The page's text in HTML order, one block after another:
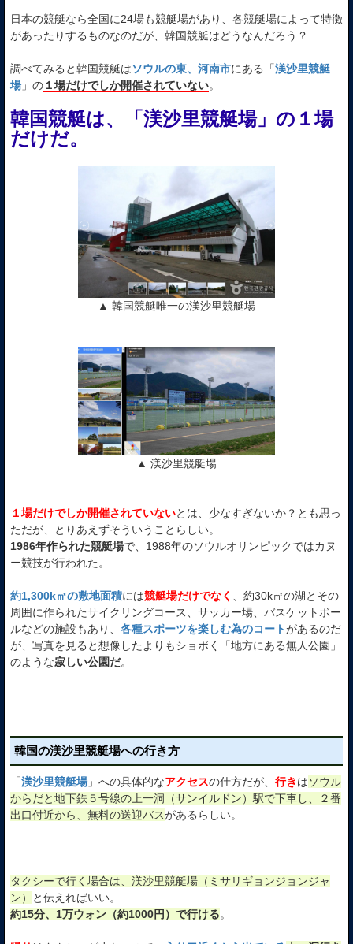
日本の競艇なら全国に24場も競艇場があり、各競艇場によって特徴
があったりするものなのだが、韓国競艇はどうなんだろう？
調べてみると韓国競艇はソウルの東、河南市にある「渼沙里競艇
場」の１場だけでしか開催されていない。
韓国競艇は、「渼沙里競艇場」の１場
だけだ。
▲ 韓国競艇唯一の渼沙里競艇場
▲ 渼沙里競艇場
１場だけでしか開催されていないとは、少なすぎないか？とも思っ
ただが、とりあえずそういうことらしい。
1986年作られた競艇場で、1988年のソウルオリンピックではカヌ
ー競技が行われた。
約1,300k㎡の敷地面積には競艇場だけでなく
、約30k㎡の湖とその
周囲に作られたサイクリングコース、サッカー場、バスケットボー
ルなどの施設もあり、 各種スポーツを楽しむ為のコートがあるのだ
が、写真を見ると想像したよりもショボく「地方にある無人公園」
のような寂しい公園だ。
韓国の渼沙里競艇場への行き方
「渼沙里競艇場」への具体的なアクセスの仕方だが、 行きはソウル
からだと地下鉄５号線の上一洞（サンイルドン）駅で下車し、２番
出口付近から、無料の送迎バスがあるらしい。
タクシーで行く場合は、渼沙里競艇場（ミサリギョンジョンジャ
ン）
と伝えればいい。
約15分、1万ウォン（約1000円）で行ける。